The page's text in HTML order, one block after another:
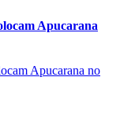
Apucarana